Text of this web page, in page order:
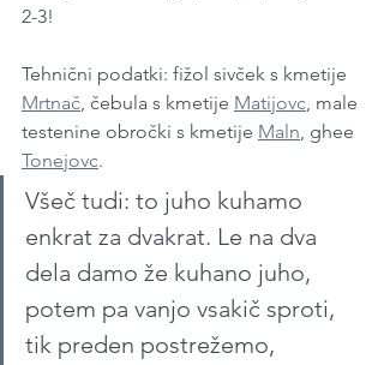
2-3!
Tehnični podatki: fižol sivček s kmetije
Mrtnač, čebula s kmetije Matijovc, male
testenine obročki s kmetije Maln, ghee
Tonejovc.
Všeč tudi: to juho kuhamo
enkrat za dvakrat. Le na dva
dela damo že kuhano juho,
potem pa vanjo vsakič sproti,
tik preden postrežemo,